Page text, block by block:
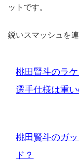
ットです。
鋭いスマッシュを
桃田賢斗のラ
選手仕様は重い
桃田賢斗のガ
ド？